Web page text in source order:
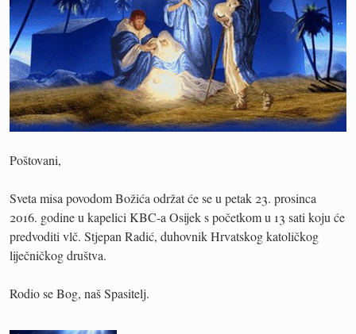
Poštovani,
Sveta misa povodom Božića održat će se u petak 23. prosinca
2016. godine u kapelici KBC-a Osijek s početkom u 13 sati koju će
predvoditi vlč. Stjepan Radić, duhovnik Hrvatskog katoličkog
liječničkog društva.
Rodio se Bog, naš Spasitelj.